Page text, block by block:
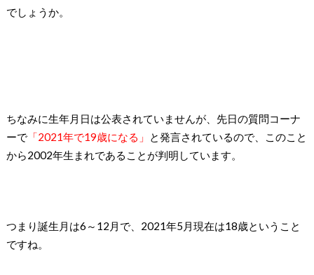
でしょうか。
ちなみに生年月日は公表されていませんが、先日の質問コーナ
ーで「2021年で19歳になる」
と発言されているので、このこと
から2002年生まれであることが判明しています。
つまり誕生月は6～12月で、2021年5月現在は18歳ということ
ですね。